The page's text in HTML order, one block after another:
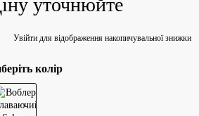
Увійти для відображення накопичувальної знижки
колір